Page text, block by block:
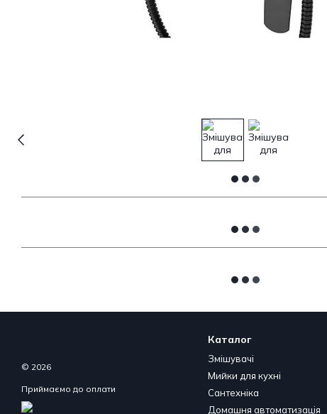
© 2026
Приймаємо до оплати
Каталог
Змішувачі
Мийки для кухні
Сантехніка
Домашня автоматизація